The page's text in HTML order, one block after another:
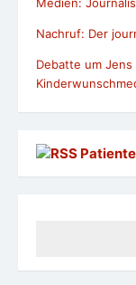
Nachruf: Der
Debatte um